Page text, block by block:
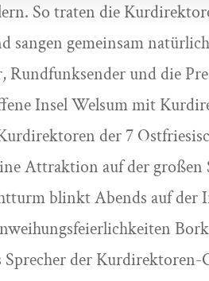
So traten die
sangen gemeinsam
Rundfunksender und die
Insel Welsum mit
der 7
Attraktion auf der großen
blinkt Abends auf der
Sprecher der